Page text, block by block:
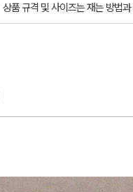
상품 규격 및 사이즈는 재는 방법